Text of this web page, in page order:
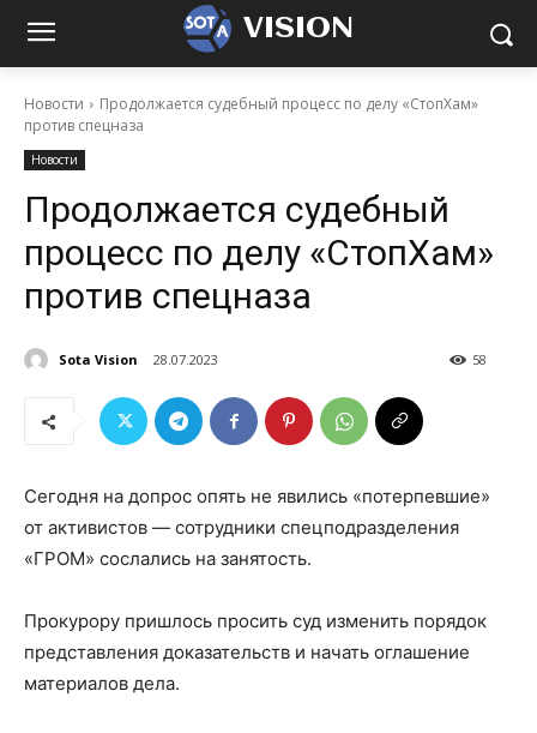
VISION
Новости
Продолжается судебный процесс по делу «СтопХам»
против спецназа
Новости
Продолжается судебный
процесс по делу «СтопХам»
против спецназа
Sota Vision 28.07.2023 58
Сегодня на допрос опять не явились «потерпевшие»
от активистов — сотрудники спецподразделения
«ГРОМ» сослались на занятость.
Прокурору пришлось просить суд изменить порядок
представления доказательств и начать оглашение
материалов дела.